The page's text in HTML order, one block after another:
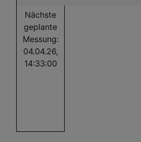
Nächste
geplante
Messung:
04.04.26,
14:33:00